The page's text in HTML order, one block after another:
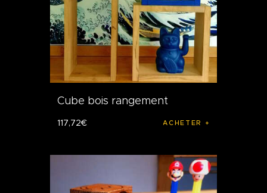
Cube bois rangement
117,72€ ACHETER